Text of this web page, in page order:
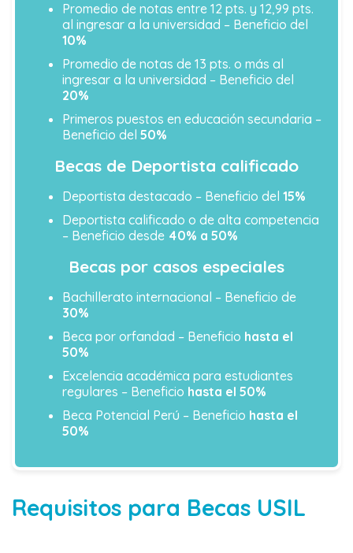
Promedio de notas entre 12 pts. y 12,99 pts.
al ingresar a la universidad – Beneficio del
10%
Promedio de notas de 13 pts. o más al
ingresar a la universidad – Beneficio del
20%
Primeros puestos en educación secundaria –
Beneficio del 50%
Becas de Deportista calificado
Deportista destacado – Beneficio del 15%
Deportista calificado o de alta competencia
– Beneficio desde 40% a 50%
Becas por casos especiales
Bachillerato internacional – Beneficio de
30%
Beca por orfandad – Beneficio hasta el
50%
Excelencia académica para estudiantes
regulares – Beneficio hasta el 50%
Beca Potencial Perú – Beneficio hasta el
50%
Requisitos para Becas USIL